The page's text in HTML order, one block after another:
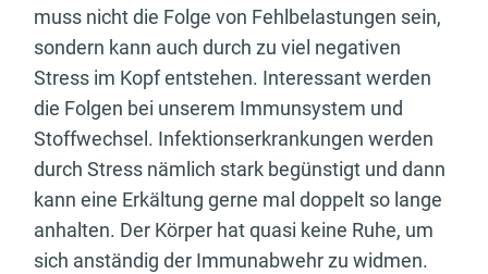
muss nicht die Folge von Fehlbelastungen sein,
sondern kann auch durch zu viel negativen
Stress im Kopf entstehen. Interessant werden
die Folgen bei unserem Immunsystem und
Stoffwechsel. Infektionserkrankungen werden
durch Stress nämlich stark begünstigt und dann
kann eine Erkältung gerne mal doppelt so lange
anhalten. Der Körper hat quasi keine Ruhe, um
sich anständig der Immunabwehr zu widmen.